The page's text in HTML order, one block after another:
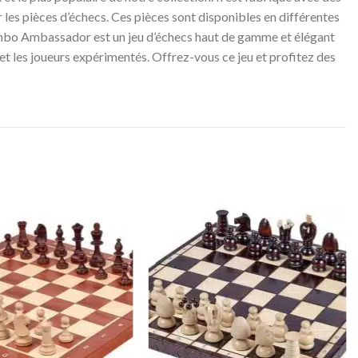
pièces d’échecs. Ces pièces sont disponibles en différentes
Ambassador est un jeu d’échecs haut de gamme et élégant
les joueurs expérimentés. Offrez-vous ce jeu et profitez des